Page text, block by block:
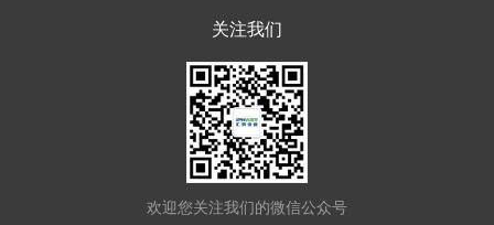
关注我们
欢迎您关注我们的微信公众号